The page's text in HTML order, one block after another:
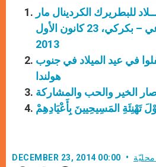
للبطريرك الكردينال مار
بشاره بطرس الراعي – بكركي، 23 كانون الأول
2013
في عيد الميلاد في جنوب
هولندا
الخير والحب والمشاركة
تَهْنِئَةِ المَسِيحِيينَ بِأَعْيَادِهِمْ
DECEMBER 23, 2014 00:00